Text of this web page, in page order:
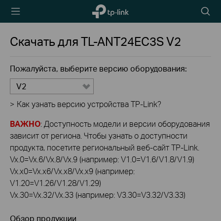
TP-Link,
Reliably
icon
Скачать дляTL-ANT24EC3SV2
Пожалуйста, выберите версию оборудования:
V2
> Как узнать версию устройства TP-Link?
ВАЖНО: Доступность модели и версии оборудования
зависит от региона. Чтобы узнать о доступности
продукта, посетите региональный веб-сайт TP-Link.
Vx.0=Vx.6/Vx.8/Vx.9 (например: V1.0=V1.6/V1.8/V1.9)
Vx.x0=Vx.x6/Vx.x8/Vx.x9 (например:
V1.20=V1.26/V1.28/V1.29)
Vx.30=Vx.32/Vx.33 (например: V3.30=V3.32/V3.33)
Обзор продукции